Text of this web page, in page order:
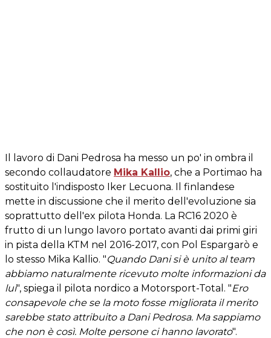
Il lavoro di Dani Pedrosa ha messo un po' in ombra il
secondo collaudatore Mika Kallio, che a Portimao ha
sostituito l'indisposto Iker Lecuona. Il finlandese
mette in discussione che il merito dell'evoluzione sia
soprattutto dell'ex pilota Honda. La RC16 2020 è
frutto di un lungo lavoro portato avanti dai primi giri
in pista della KTM nel 2016-2017, con Pol Espargarò e
lo stesso Mika Kallio. "Quando Dani si è unito al team
abbiamo naturalmente ricevuto molte informazioni da
lui", spiega il pilota nordico a Motorsport-Total. "Ero
consapevole che se la moto fosse migliorata il merito
sarebbe stato attribuito a Dani Pedrosa. Ma sappiamo
che non è così. Molte persone ci hanno lavorato".